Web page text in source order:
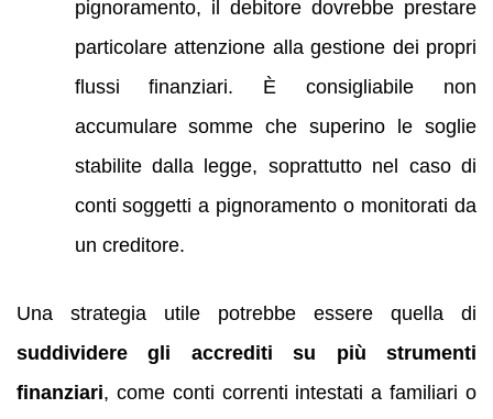
pignoramento, il debitore dovrebbe prestare
particolare attenzione alla gestione dei propri
flussi finanziari. È consigliabile non
accumulare somme che superino le soglie
stabilite dalla legge, soprattutto nel caso di
conti soggetti a pignoramento o monitorati da
un creditore.
Una strategia utile potrebbe essere quella di
suddividere gli accrediti su più strumenti
finanziari, come conti correnti intestati a familiari o